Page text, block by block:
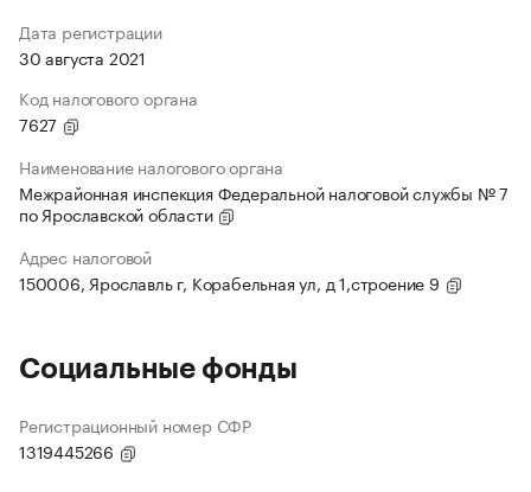
Дата регистрации
30 августа 2021
Код налогового органа
7627
Наименование налогового органа
Межрайонная инспекция Федеральной налоговой службы № 7
по Ярославской области
Адрес налоговой
150006, Ярославль г, Корабельная ул, д 1,строение 9
Социальные фонды
Регистрационный номер СФР
1319445266